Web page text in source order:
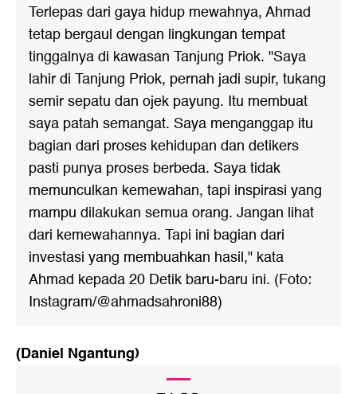
Terlepas dari gaya hidup mewahnya, Ahmad
tetap bergaul dengan lingkungan tempat
tinggalnya di kawasan Tanjung Priok. "Saya
lahir di Tanjung Priok, pernah jadi supir, tukang
semir sepatu dan ojek payung. Itu membuat
saya patah semangat. Saya menganggap itu
bagian dari proses kehidupan dan detikers
pasti punya proses berbeda. Saya tidak
memunculkan kemewahan, tapi inspirasi yang
mampu dilakukan semua orang. Jangan lihat
dari kemewahannya. Tapi ini bagian dari
investasi yang membuahkan hasil," kata
Ahmad kepada 20 Detik baru-baru ini. (Foto:
Instagram/@ahmadsahroni88)
(Daniel Ngantung)